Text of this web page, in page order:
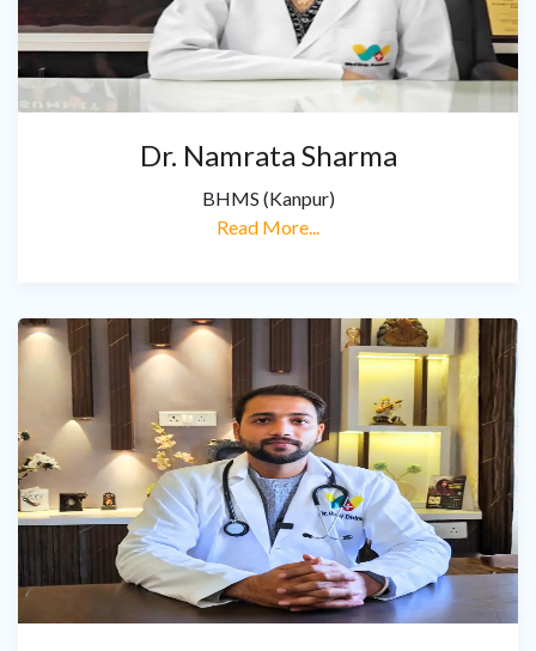
Dr. Namrata Sharma
BHMS (Kanpur)
Read More...